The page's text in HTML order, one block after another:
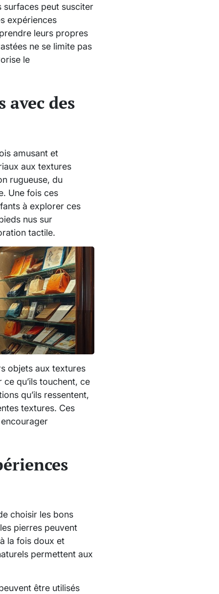
surfaces peut susciter
expériences
leurs propres
ne se limite pas
le
avec des
amusant et
aux textures
rugueuse, du
Une fois ces
à explorer ces
nus sur
tactile.
objets aux textures
qu’ils touchent, ce
qu’ils ressentent,
textures. Ces
choisir les bons
pierres peuvent
la fois doux et
permettent aux
être utilisés